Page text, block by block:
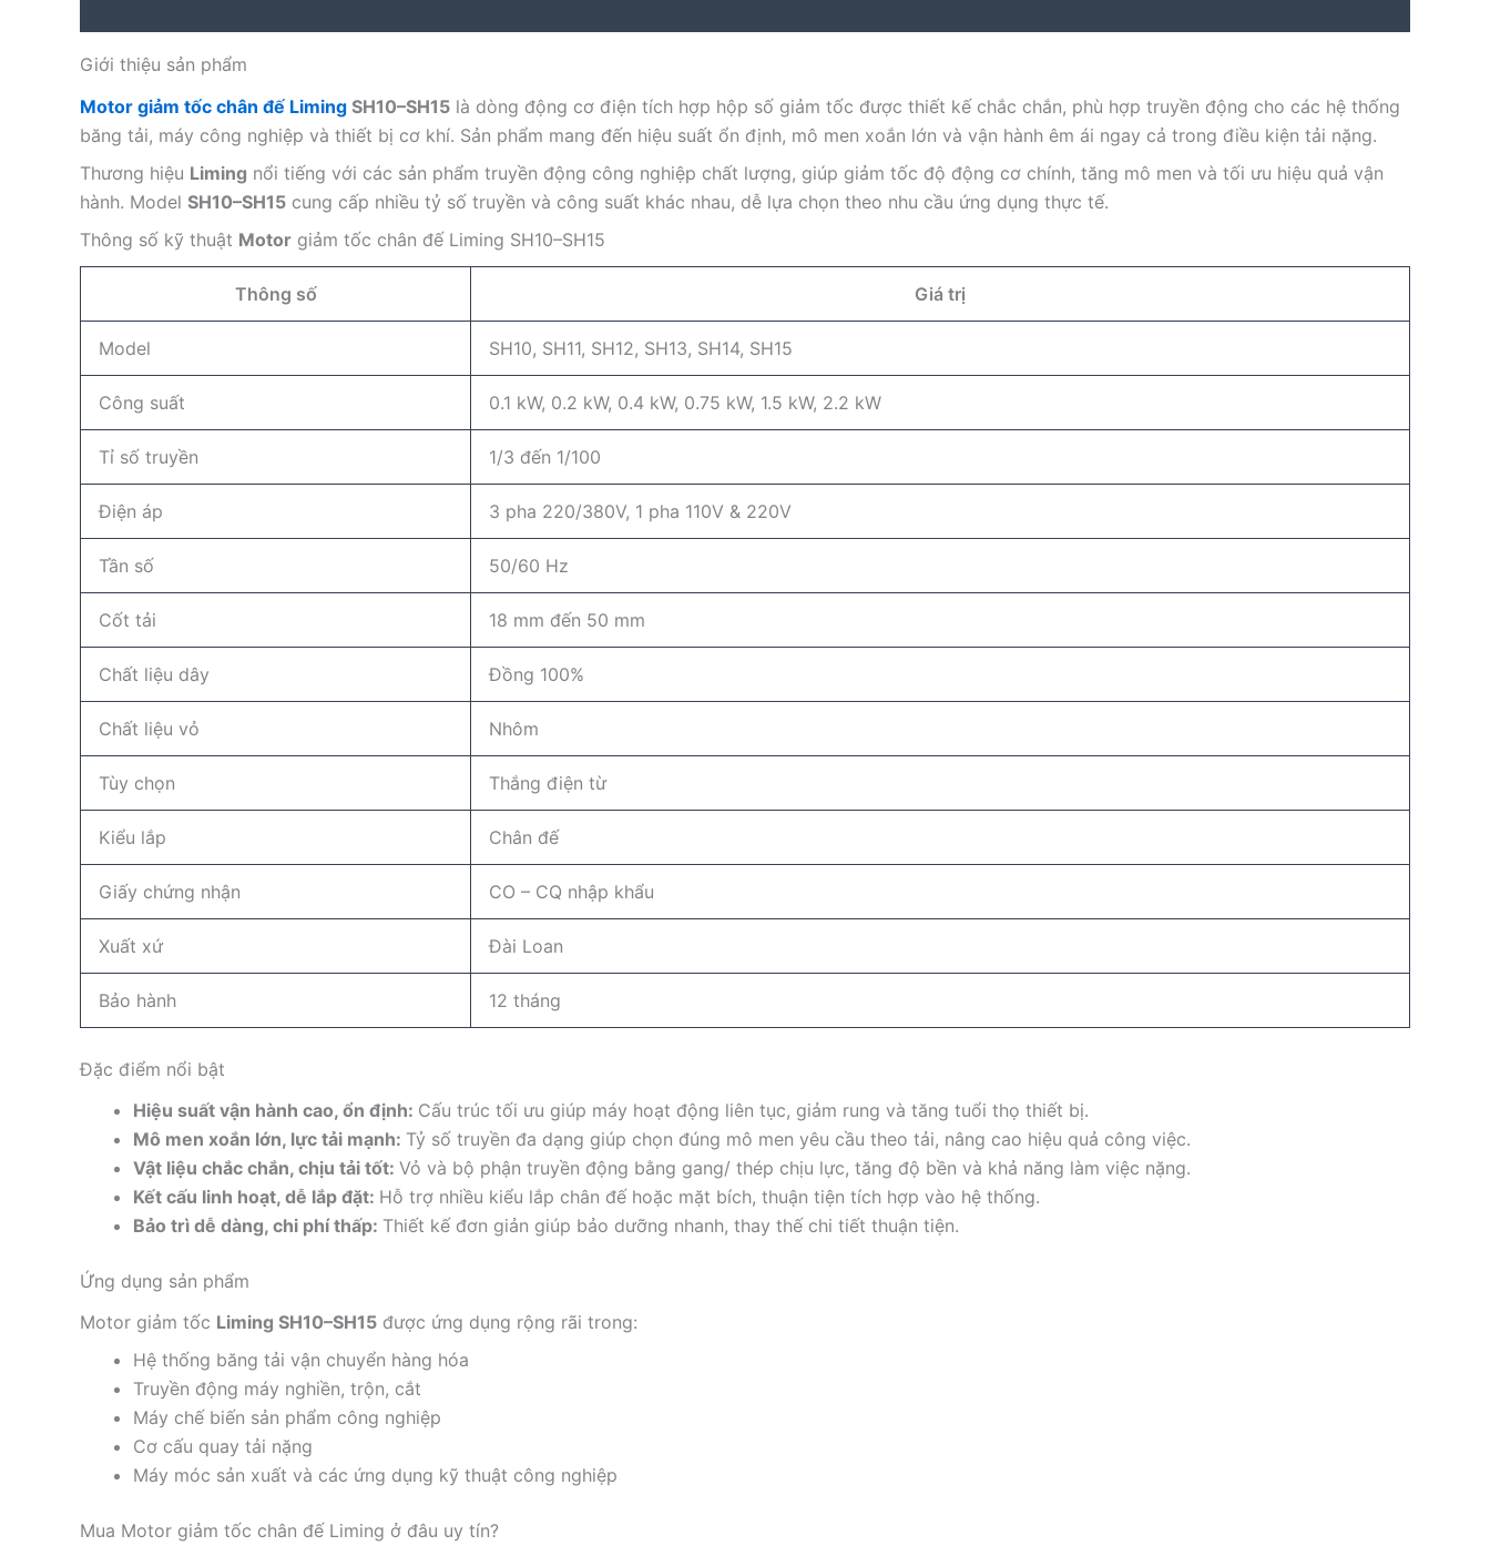
Giới thiệu sản phẩm
Motor giảm tốc chân đế Liming SH10–SH15 là dòng động cơ điện tích hợp hộp số giảm tốc được thiết kế chắc chắn, phù hợp truyền động cho các hệ thống
băng tải, máy công nghiệp và thiết bị cơ khí. Sản phẩm mang đến hiệu suất ổn định, mô men xoắn lớn và vận hành êm ái ngay cả trong điều kiện tải nặng.
Thương hiệu Liming nổi tiếng với các sản phẩm truyền động công nghiệp chất lượng, giúp giảm tốc độ động cơ chính, tăng mô men và tối ưu hiệu quả vận
hành. Model SH10–SH15 cung cấp nhiều tỷ số truyền và công suất khác nhau, dễ lựa chọn theo nhu cầu ứng dụng thực tế.
Thông số kỹ thuật Motor giảm tốc chân đế Liming SH10–SH15
Thông số Giá trị
Model SH10, SH11, SH12, SH13, SH14, SH15
Công suất 0.1 kW, 0.2 kW, 0.4 kW, 0.75 kW, 1.5 kW, 2.2 kW
Tỉ số truyền 1/3 đến 1/100
Điện áp 3 pha 220/380V, 1 pha 110V & 220V
Tần số 50/60 Hz
Cốt tải 18 mm đến 50 mm
Chất liệu dây Đồng 100%
Chất liệu vỏ Nhôm
Tùy chọn Thắng điện từ
Kiểu lắp Chân đế
Giấy chứng nhận CO – CQ nhập khẩu
Xuất xứ Đài Loan
Bảo hành 12 tháng
Đặc điểm nổi bật
Hiệu suất vận hành cao, ổn định: Cấu trúc tối ưu giúp máy hoạt động liên tục, giảm rung và tăng tuổi thọ thiết bị.
Mô men xoắn lớn, lực tải mạnh: Tỷ số truyền đa dạng giúp chọn đúng mô men yêu cầu theo tải, nâng cao hiệu quả công việc.
Vật liệu chắc chắn, chịu tải tốt: Vỏ và bộ phận truyền động bằng gang/ thép chịu lực, tăng độ bền và khả năng làm việc nặng.
Kết cấu linh hoạt, dễ lắp đặt: Hỗ trợ nhiều kiểu lắp chân đế hoặc mặt bích, thuận tiện tích hợp vào hệ thống.
Bảo trì dễ dàng, chi phí thấp: Thiết kế đơn giản giúp bảo dưỡng nhanh, thay thế chi tiết thuận tiện.
Ứng dụng sản phẩm
Motor giảm tốc Liming SH10–SH15 được ứng dụng rộng rãi trong:
Hệ thống băng tải vận chuyển hàng hóa
Truyền động máy nghiền, trộn, cắt
Máy chế biến sản phẩm công nghiệp
Cơ cấu quay tải nặng
Máy móc sản xuất và các ứng dụng kỹ thuật công nghiệp
Mua Motor giảm tốc chân đế Liming ở đâu uy tín?